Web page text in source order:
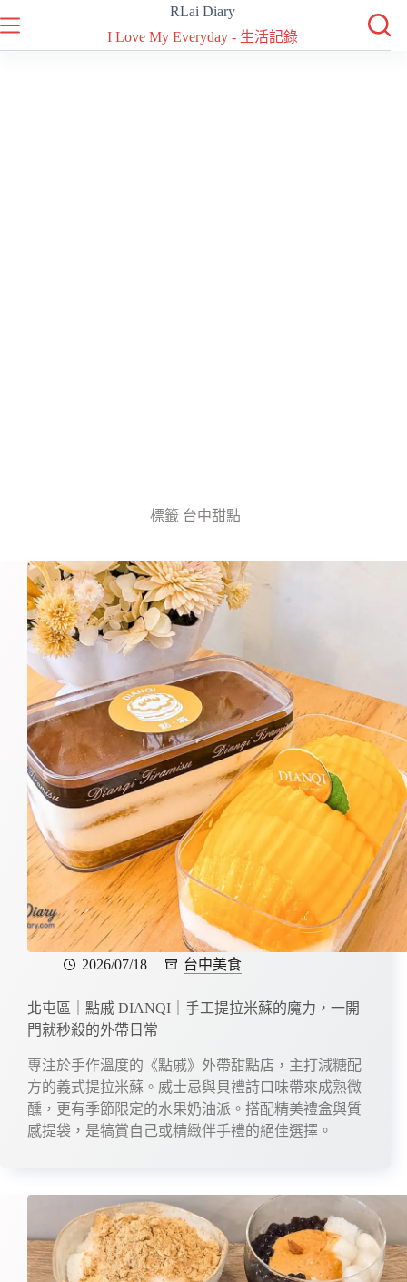
至
主
RLai Diary
I Love My Everyday - 生活記錄
標籤 台中甜點
2026/07/18 台中美食
北屯區｜點戚 DIANQI｜手工提拉米蘇的魔力，一開
門就秒殺的外帶日常
專注於手作溫度的《點戚》外帶甜點店，主打減糖配
方的義式提拉米蘇。威士忌與貝禮詩口味帶來成熟微
醺，更有季節限定的水果奶油派。搭配精美禮盒與質
感提袋，是犒賞自己或精緻伴手禮的絕佳選擇。